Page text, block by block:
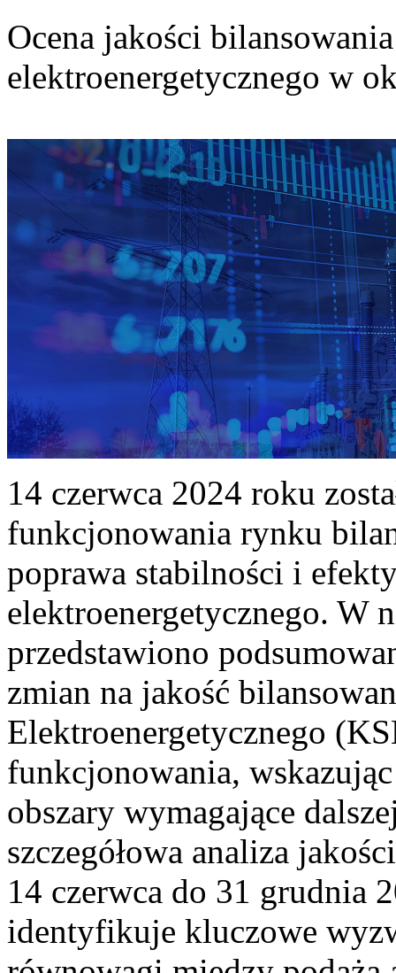
Ocena jakości
elektroenergetycznego w
14 czerwca 2024 roku
funkcjonowania rynku
poprawa stabilności i
elektroenergetycznego. W
przedstawiono
zmian na jakość
Elektroenergetycznego
funkcjonowania,
obszary wymagające
szczegółowa analiza
14 czerwca do 31 grudnia
identyfikuje kluczowe